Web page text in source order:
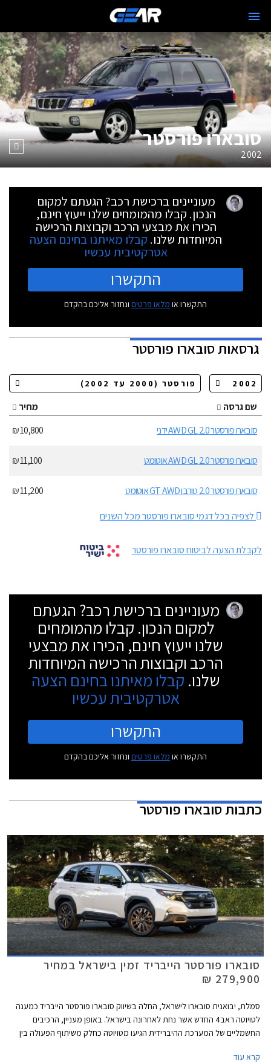
סובארו פורסטר
2002
מעוניינים ברכישת רכב? הגעתם למקום
הנכון. קבלו מהמומחים שלנו ייעוץ חינם,
הכירו את מבצעי הרכב וקבוצות הרכישה
המיוחדות שלנו. קבלו מאיתנו בחינם הצעה
אטרקטיבית עכשיו
התקשרו
התקשרו או מלאו פרטים ונחזור אליכם בהקדם
גרסאותסובארו פורסטר
שם גרסה
מחיר
סובארו פורסטר 2.0 AWD GL ידני
10,800 ₪
סובארו פורסטר 2.0 AWD GL אוטומט 11,100 ₪
סובארו פורסטר 2.0 טורבו GT AWD אוטומט
11,200 ₪
לצפיה בכל דגמי סובארו פורסטר מכל השנים
לקבלת הצעה לביטוח סובארו פורסטר
מעוניינים ברכישת רכב? הגעתם
למקום הנכון. קבלו מהמומחים
שלנו ייעוץ חינם, הכירו את מבצעי
הרכב וקבוצות הרכישה המיוחדות
שלנו. קבלו מאיתנו בחינם הצעה
אטרקטיבית עכשיו
התקשרו
התקשרו או מלאו פרטים ונחזור אליכם בהקדם
כתבותסובארו פורסטר
סובארו פורסטר הייבריד זמין בישראל במחיר
279,900 ₪
סמלת, יבואנית סובארו לישראל, החלה בשיווק סובארו פורסטר הייבריד כמענה
לטויוטה ראב4 החדש אשר נחת לאחרונה בישראל. באופן מעניין, הרכיבים
החשמליים של המערכת ההיברידית הגיעו מטויוטה כחלק משיתוף הפעולה בין
קרא עוד